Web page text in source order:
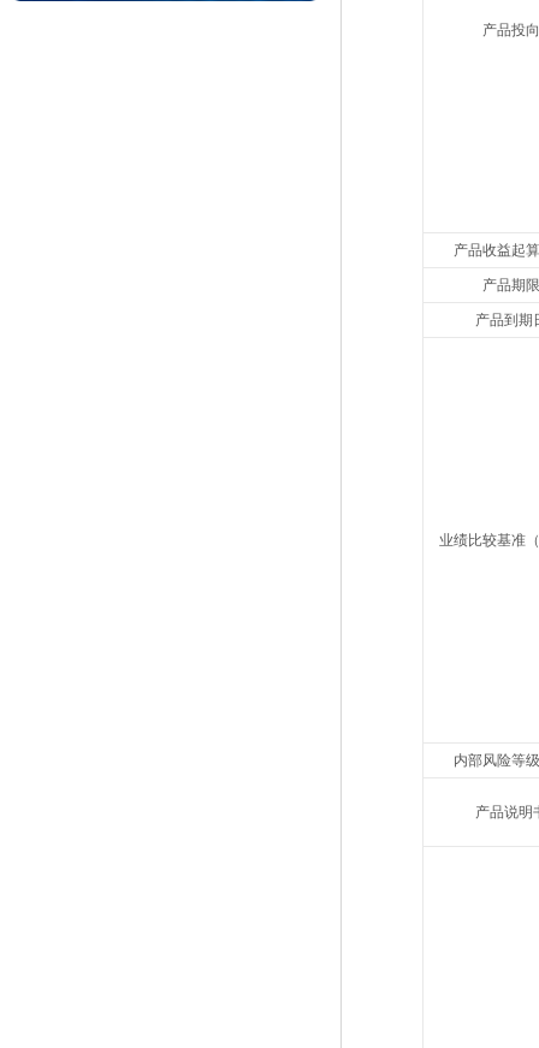
产品投向
产品收益起
产品期限
产品到期
业绩比较基准
内部风险等
产品说明